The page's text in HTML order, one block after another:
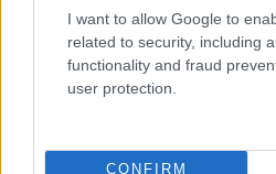
I want to allow Google to
related to security, including
functionality and fraud
user protection.
CONFIRM
BEJEGYZÉS:A Montafonerbahn-on
Fredddy2
2026-05-19 12:43:16
intravénás drog-élvezők és